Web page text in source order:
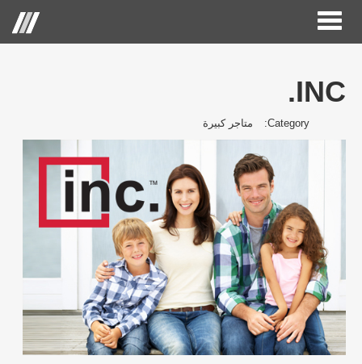
Toggle
Menu
الصفحة الرئيسية
حول الحكير لأزياء التجزئة
العلامات التجارية
علاقات المستثمر
مركز الاعلام
وظائف
اتصل بنا
INC.
Category: متاجر كبيرة